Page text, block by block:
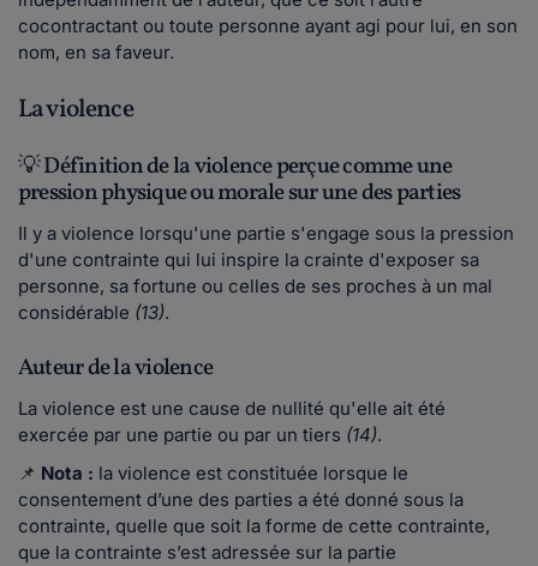
cocontractant ou toute personne ayant agi pour lui, en son
nom, en sa faveur.
La violence
💡 Définition de la violence perçue comme une
pression physique ou morale sur une des parties
Il y a violence lorsqu'une partie s'engage sous la pression
d'une contrainte qui lui inspire la crainte d'exposer sa
personne, sa fortune ou celles de ses proches à un mal
considérable (13).
Auteur de la violence
La violence est une cause de nullité qu'elle ait été
exercée par une partie ou par un tiers (14).
📌 Nota : la violence est constituée lorsque le
consentement d’une des parties a été donné sous la
contrainte, quelle que soit la forme de cette contrainte,
que la contrainte s’est adressée sur la partie